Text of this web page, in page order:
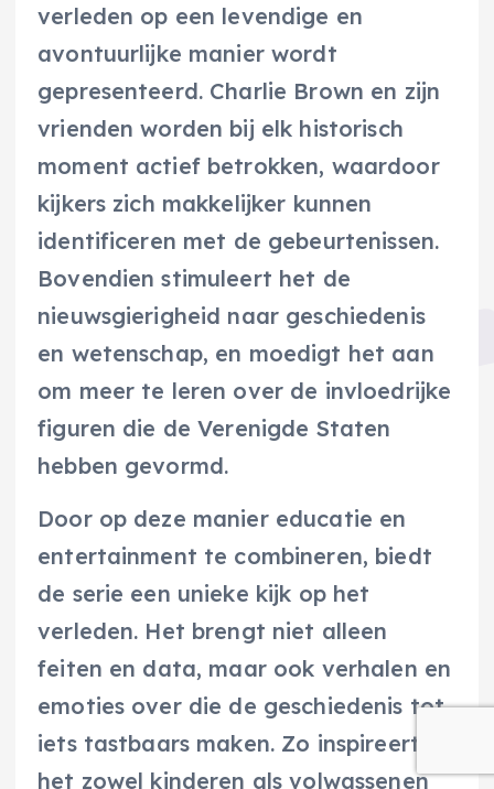
verleden op een levendige en
avontuurlijke manier wordt
gepresenteerd. Charlie Brown en zijn
vrienden worden bij elk historisch
moment actief betrokken, waardoor
kijkers zich makkelijker kunnen
identificeren met de gebeurtenissen.
Bovendien stimuleert het de
nieuwsgierigheid naar geschiedenis
en wetenschap, en moedigt het aan
om meer te leren over de invloedrijke
figuren die de Verenigde Staten
hebben gevormd.
Door op deze manier educatie en
entertainment te combineren, biedt
de serie een unieke kijk op het
verleden. Het brengt niet alleen
feiten en data, maar ook verhalen en
emoties over die de geschiedenis tot
iets tastbaars maken. Zo inspireert
het zowel kinderen als volwassenen